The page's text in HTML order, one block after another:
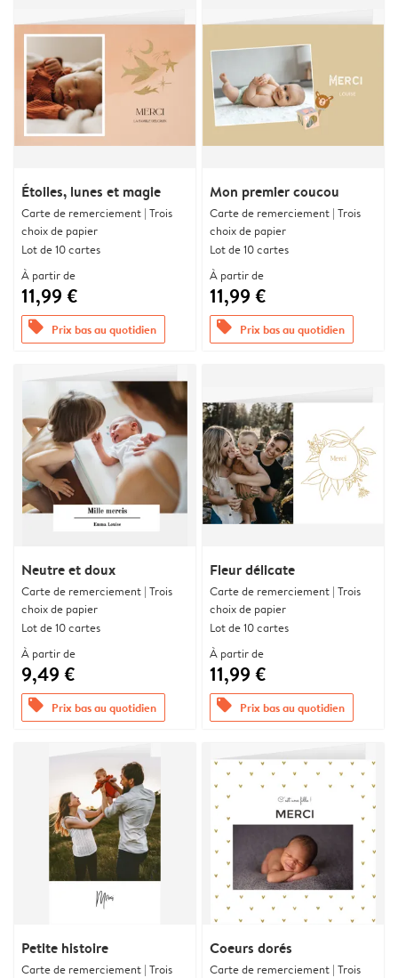
Étoiles, lunes et magie
Carte de remerciement | Trois
choix de papier
Lot de 10 cartes
À partir de
11,99 €
offers Prix bas au quotidien
Mon premier coucou
Carte de remerciement | Trois
choix de papier
Lot de 10 cartes
À partir de
11,99 €
offers Prix bas au quotidien
Neutre et doux
Carte de remerciement | Trois
choix de papier
Lot de 10 cartes
À partir de
9,49 €
offers Prix bas au quotidien
Fleur délicate
Carte de remerciement | Trois
choix de papier
Lot de 10 cartes
À partir de
11,99 €
offers Prix bas au quotidien
Petite histoire
Carte de remerciement | Trois
Coeurs dorés
Carte de remerciement | Trois